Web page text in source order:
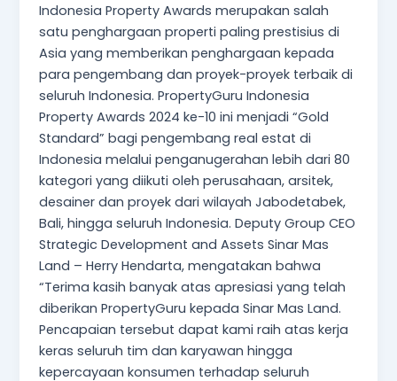
Indonesia Property Awards merupakan salah
satu penghargaan properti paling prestisius di
Asia yang memberikan penghargaan kepada
para pengembang dan proyek-proyek terbaik di
seluruh Indonesia. PropertyGuru Indonesia
Property Awards 2024 ke-10 ini menjadi “Gold
Standard” bagi pengembang real estat di
Indonesia melalui penganugerahan lebih dari 80
kategori yang diikuti oleh perusahaan, arsitek,
desainer dan proyek dari wilayah Jabodetabek,
Bali, hingga seluruh Indonesia. Deputy Group CEO
Strategic Development and Assets Sinar Mas
Land – Herry Hendarta, mengatakan bahwa
“Terima kasih banyak atas apresiasi yang telah
diberikan PropertyGuru kepada Sinar Mas Land.
Pencapaian tersebut dapat kami raih atas kerja
keras seluruh tim dan karyawan hingga
kepercayaan konsumen terhadap seluruh